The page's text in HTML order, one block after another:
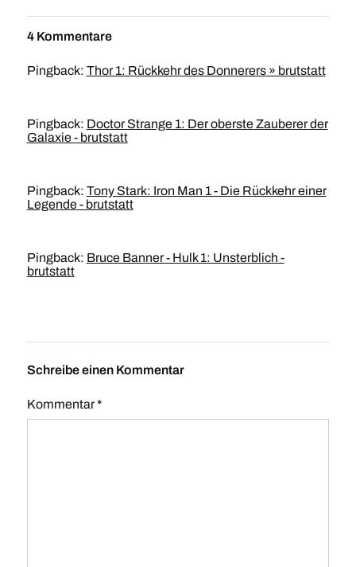
4 Kommentare
Pingback: Thor 1: Rückkehr des Donnerers » brutstatt
Pingback: Doctor Strange 1: Der oberste Zauberer der
Galaxie - brutstatt
Pingback: Tony Stark: Iron Man 1 - Die Rückkehr einer
Legende - brutstatt
Pingback: Bruce Banner - Hulk 1: Unsterblich -
brutstatt
Schreibe einen Kommentar
Kommentar*